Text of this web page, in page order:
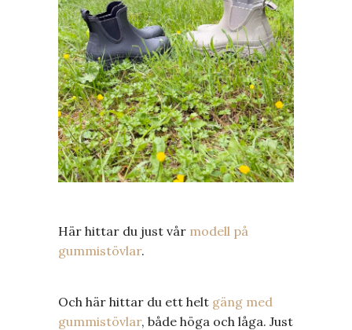
Här hittar du just vår modell på
gummistövlar.
Och här hittar du ett helt gäng med
gummistövlar, både höga och låga. Just